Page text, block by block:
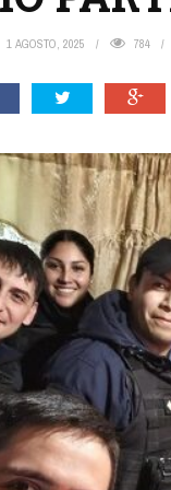
1 AGOSTO, 2025 784